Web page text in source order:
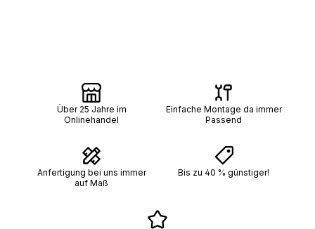
Über 25 Jahre im
Onlinehandel
Einfache Montage da immer
Passend
Anfertigung bei uns immer
auf Maß
Bis zu 40 % günstiger!